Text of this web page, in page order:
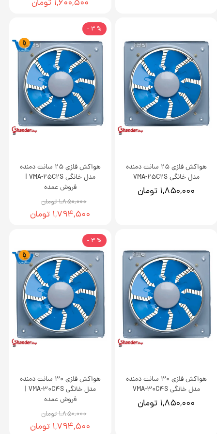
۱,۶۰۰,۵۰۰ تومان
هواکش فلزی 25 سانت دمنده
مدل خانگی VMA-25C2S
۱,۸۵۰,۰۰۰ تومان
هواکش فلزی 25 سانت دمنده
مدل خانگی VMA-25C2S |
فروش عمده
۱,۸۵۰,۰۰۰ تومان
۱,۷۹۴,۵۰۰ تومان
% 3 -
هواکش فلزی 30 سانت دمنده
مدل خانگی VMA-30C4S
۱,۸۵۰,۰۰۰ تومان
هواکش فلزی 30 سانت دمنده
مدل خانگی VMA-30C4S |
فروش عمده
۱,۸۵۰,۰۰۰ تومان
۱,۷۹۴,۵۰۰ تومان
% 3 -